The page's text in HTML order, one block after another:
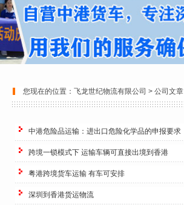
您现在的位置： 飞龙世纪物流有限公司 > 公司文章
中港危险品运输：进出口危险化学品的申报要求
跨境一锁模式下 运输车辆可直接出境到香港
粤港跨境货车运输 有车可安排
深圳到香港货运物流